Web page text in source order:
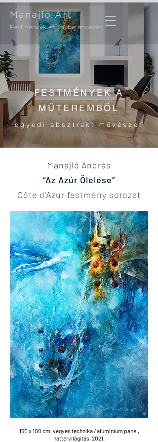
Manajló-Art
Festmények és Lakberendezés
FESTMÉNYEK A
MŰTEREMBŐL
egyedi absztrakt művészet
Manajló András
“Az Azúr Ölelése”
Côte d'Azur festmény sorozat
150 x 100 cm, vegyes technika /alumínium panel,
háttérvilágítás, 2021.